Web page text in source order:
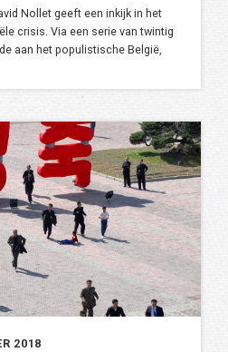
Nollet geeft een inkijk in het
crisis. Via een serie van twintig
aan het populistische België,
2018